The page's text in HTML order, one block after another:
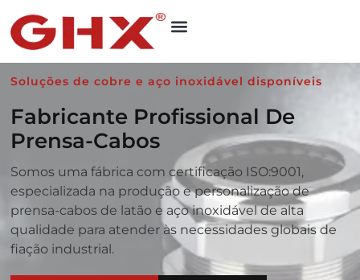
Soluções de cobre e aço inoxidável disponíveis
Fabricante Profissional De
Prensa-Cabos
Somos uma fábrica com certificação ISO:9001,
especializada na produção e personalização de
prensa-cabos de latão e aço inoxidável de alta
qualidade para atender às necessidades globais de
fiação industrial.